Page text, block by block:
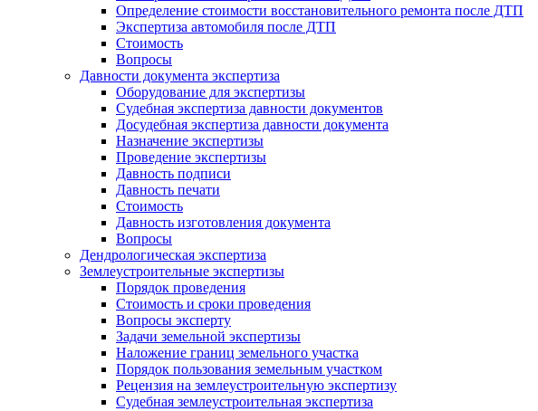
Определение стоимости восстановительного ремонта после ДТП
Экспертиза автомобиля после ДТП
Стоимость
Вопросы
Давности документа экспертиза
Оборудование для экспертизы
Судебная экспертиза давности документов
Досудебная экспертиза давности документа
Назначение экспертизы
Проведение экспертизы
Давность подписи
Давность печати
Стоимость
Давность изготовления документа
Вопросы
Дендрологическая экспертиза
Землеустроительные экспертизы
Порядок проведения
Стоимость и сроки проведения
Вопросы эксперту
Задачи земельной экспертизы
Наложение границ земельного участка
Порядок пользования земельным участком
Рецензия на землеустроительную экспертизу
Судебная землеустроительная экспертиза